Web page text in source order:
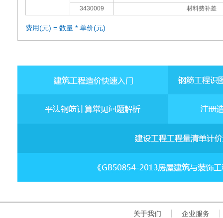
3430009
材料费补差
费用(元) = 数量 * 单价(元)
关于我们 企业服务